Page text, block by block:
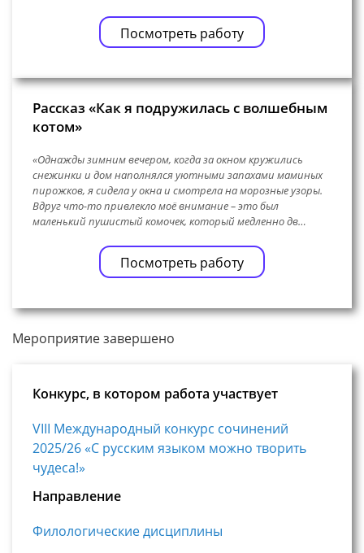
Посмотреть работу
Рассказ «Как я подружилась с волшебным
котом»
«Однажды зимним вечером, когда за окном кружились
снежинки и дом наполнялся уютными запахами маминых
пирожков, я сидела у окна и смотрела на морозные узоры.
Вдруг что-то привлекло моё внимание – это был
маленький пушистый комочек, который медленно дв…
Посмотреть работу
Мероприятие завершено
Конкурс, в котором работа участвует
VIII Международный конкурс сочинений
2025/26 «С русским языком можно творить
чудеса!»
Направление
Филологические дисциплины